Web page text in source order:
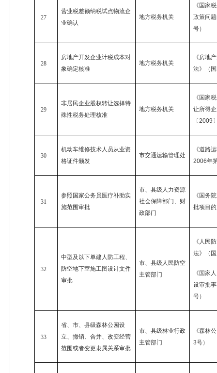
27
营业税差额纳税试点物流企
业确认
地方税务机关
《国家
政策问
号）
28
房地产开发企业计税成本对
象确定核准
地方税务机关
《房地
法》（
29
非居民企业股权转让选择特
殊性税务处理核准
地方税务机关
《国家
让所得
〔2009
30
机动车维修技术人员从业资
格证件颁发
市交通运输管理处
《道路
2006年
31
参照国家公务员医疗补助实
施范围审批
市、县级人力资源
社会保障部门、财
政部门
《国务
批项目
32
中型及以下单建人防工程、
防空地下室施工图设计文件
审批
市、县级人民防空
主管部门
《人民
法》（
《国家
设审批
号）
33
省、市、县级森林公园设
立、撤销、合并、改变经营
范围或者变更隶属关系审批
市、县级林业行政
主管部门
《森林
3号）